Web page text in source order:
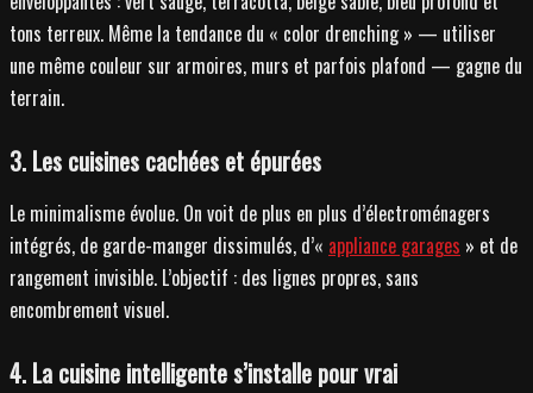
tons terreux. Même la tendance du « color drenching » — utiliser
une même couleur sur armoires, murs et parfois plafond — gagne du
terrain.
3. Les cuisines cachées et épurées
Le minimalisme évolue. On voit de plus en plus d’électroménagers
intégrés, de garde-manger dissimulés, d’« appliance garages » et de
rangement invisible. L’objectif : des lignes propres, sans
encombrement visuel.
4. La cuisine intelligente s’installe pour vrai